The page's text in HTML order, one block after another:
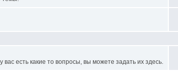
есть какие то вопросы, вы можете задать их здесь.